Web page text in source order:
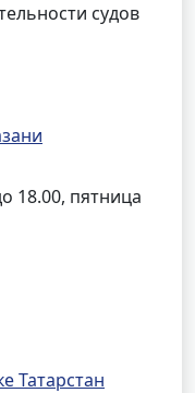
судов
18.00, пятница
Татарстан